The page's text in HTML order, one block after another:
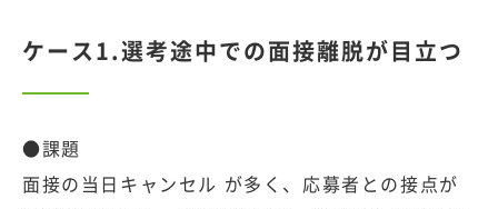
ケース1.選考途中での面接離脱が目立つ
●課題
面接の当日キャンセル が多く、応募者との接点が